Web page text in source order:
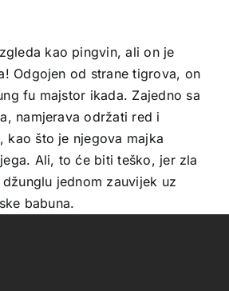
kao pingvin, ali on je
Odgojen od strane tigrova, on
fu majstor ikada. Zajedno sa
namjerava održati red i
kao što je njegova majka
Ali, to će biti teško, jer zla
jednom zauvijek uz
babuna.